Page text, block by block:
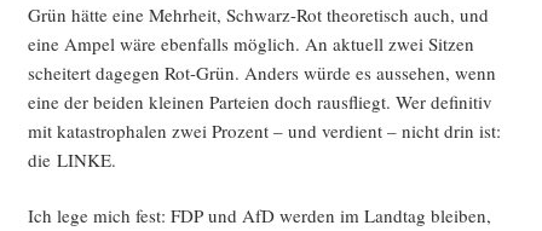
Grün hät­te eine Mehr­heit, Schwarz-Rot theo­re­tisch auch, und
eine Ampel wäre eben­falls mög­lich. An aktu­ell zwei Sit­zen
schei­tert dage­gen Rot-Grün. Anders wür­de es aus­se­hen, wenn
eine der bei­den klei­nen Par­tei­en doch raus­fliegt. Wer defi­ni­tiv
mit kata­stro­pha­len zwei Pro­zent – und ver­dient – nicht drin ist:
die LINKE.
Ich lege mich fest: FDP und AfD wer­den im Land­tag blei­ben,